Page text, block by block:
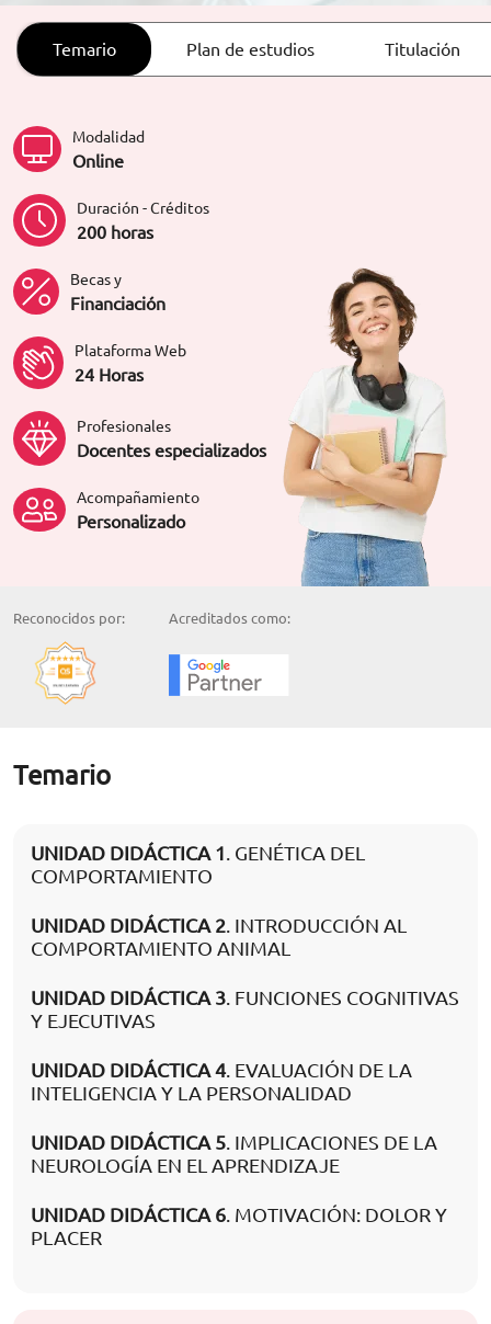
Temario Plan de estudios Titulación
Modalidad
Online
Duración - Créditos
200 horas
Becas y
Financiación
Plataforma Web
24 Horas
Profesionales
Docentes especializados
Acompañamiento
Personalizado
Reconocidos por: Acreditados como:
Temario
UNIDAD DIDÁCTICA 1. GENÉTICA DEL
COMPORTAMIENTO
UNIDAD DIDÁCTICA 2. INTRODUCCIÓN AL
COMPORTAMIENTO ANIMAL
UNIDAD DIDÁCTICA 3. FUNCIONES COGNITIVAS
Y EJECUTIVAS
UNIDAD DIDÁCTICA 4. EVALUACIÓN DE LA
INTELIGENCIA Y LA PERSONALIDAD
UNIDAD DIDÁCTICA 5. IMPLICACIONES DE LA
NEUROLOGÍA EN EL APRENDIZAJE
UNIDAD DIDÁCTICA 6. MOTIVACIÓN: DOLOR Y
PLACER